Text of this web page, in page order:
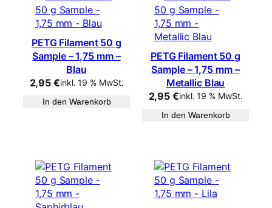
PETG Filament 50 g
Sample – 1,75 mm –
Blau
2,95€inkl. 19 % MwSt.
In den Warenkorb
PETG Filament 50 g
Sample – 1,75 mm –
Metallic Blau
2,95€inkl. 19 % MwSt.
In den Warenkorb